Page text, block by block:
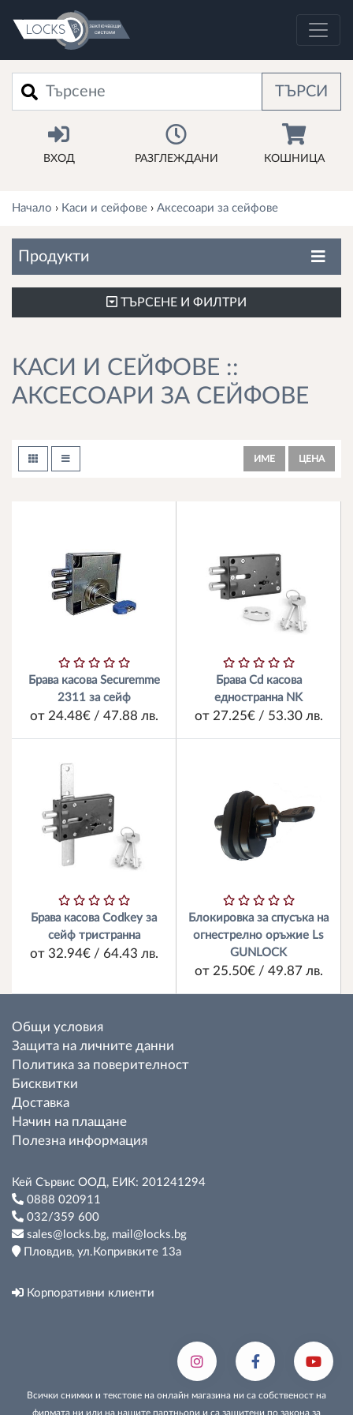
ТЪРСИ
ВХОД РАЗГЛЕЖДАНИ КОШНИЦА
Начало › Каси и сейфове › Аксесоари за сейфове
Продукти
ТЪРСЕНЕ И ФИЛТРИ
КАСИ И СЕЙФОВЕ ::
АКСЕСОАРИ ЗА СЕЙФОВЕ
ИМЕ ЦЕНА
Брава касова Securemme
2311 за сейф
от 24.48€ / 47.88 лв.
Брава Cd касова
едностранна NK
от 27.25€ / 53.30 лв.
Брава касова Codkey за
сейф тристранна
от 32.94€ / 64.43 лв.
Блокировка за спусъка на
огнестрелно оръжие Ls
GUNLOCK
от 25.50€ / 49.87 лв.
Общи условия
Защита на личните данни
Политика за поверителност
Бисквитки
Доставка
Начин на плащане
Полезна информация
Кей Сървис ООД, ЕИК: 201241294
0888 020911
032/359 600
sales@locks.bg, mail@locks.bg
Пловдив, ул.Копривките 13а
Корпоративни клиенти
Всички снимки и текстове на онлайн магазина ни са собственост на
фирмата ни или на нашите партньори и са защитени по закона за